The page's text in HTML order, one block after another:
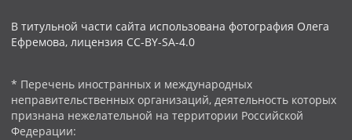
В титульной части сайта использована фотография Олега
Ефремова, лицензия CC-BY-SA-4.0
* Перечень иностранных и международных
неправительственных организаций, деятельность которых
признана нежелательной на территории Российской
Федерации: